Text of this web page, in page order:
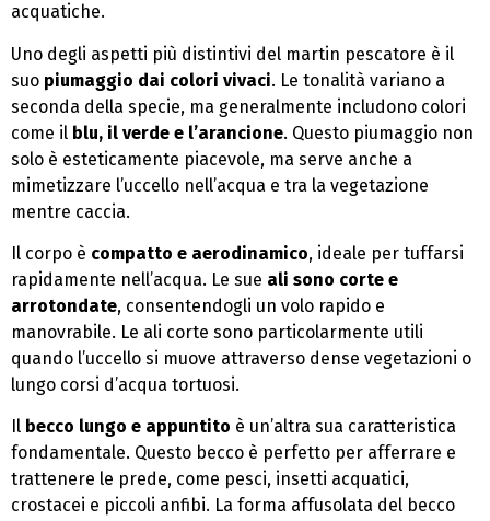
acquatiche.
Uno degli aspetti più distintivi del martin pescatore è il
suo piumaggio dai colori vivaci. Le tonalità variano a
seconda della specie, ma generalmente includono colori
come il blu, il verde e l’arancione. Questo piumaggio non
solo è esteticamente piacevole, ma serve anche a
mimetizzare l’uccello nell’acqua e tra la vegetazione
mentre caccia.
Il corpo è compatto e aerodinamico, ideale per tuffarsi
rapidamente nell’acqua. Le sue ali sono corte e
arrotondate, consentendogli un volo rapido e
manovrabile. Le ali corte sono particolarmente utili
quando l’uccello si muove attraverso dense vegetazioni o
lungo corsi d’acqua tortuosi.
Il becco lungo e appuntito è un’altra sua caratteristica
fondamentale. Questo becco è perfetto per afferrare e
trattenere le prede, come pesci, insetti acquatici,
crostacei e piccoli anfibi. La forma affusolata del becco